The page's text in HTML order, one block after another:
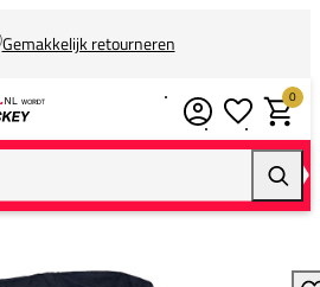
Gemakkelijk retourneren
0